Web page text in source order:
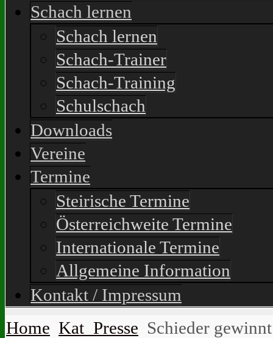
Schach lernen
Schach lernen
Schach-Trainer
Schach-Training
Schulschach
Downloads
Vereine
Termine
Steirische Termine
Österreichweite Termine
Internationale Termine
Allgemeine Information
Kontakt / Impressum
Home Kat_Presse Schieder